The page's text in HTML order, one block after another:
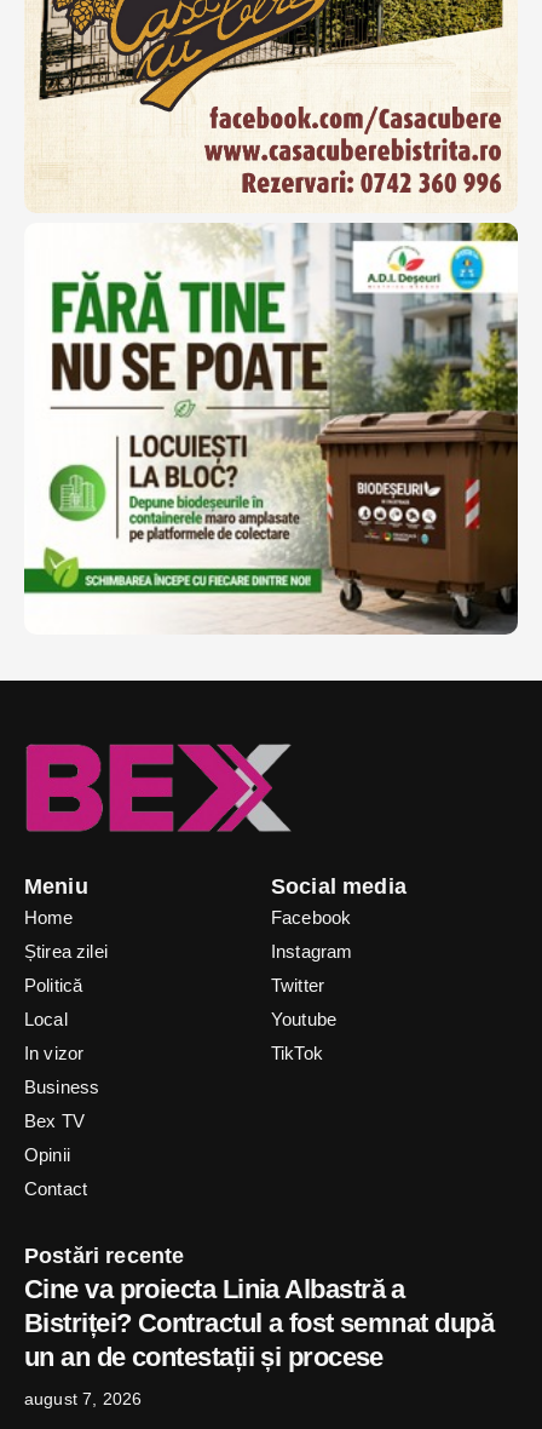
Meniu
Home
Știrea zilei
Politică
Local
In vizor
Business
Bex TV
Opinii
Contact
Social media
Facebook
Instagram
Twitter
Youtube
TikTok
Postări recente
Cine va proiecta Linia Albastră a
Bistriței? Contractul a fost semnat după
un an de contestații și procese
august 7, 2026